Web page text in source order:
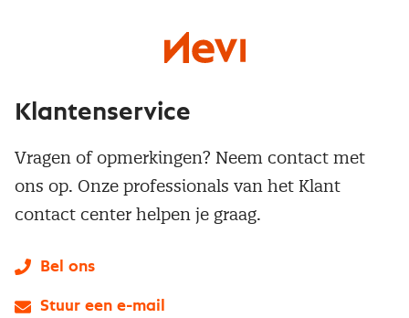
Klantenservice
Vragen of opmerkingen? Neem contact met
ons op. Onze professionals van het Klant
contact center helpen je graag.
Bel ons
Stuur een e-mail